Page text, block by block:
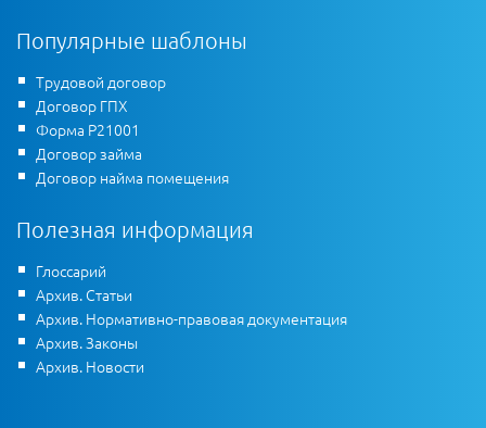
Популярные шаблоны
Трудовой договор
Договор ГПХ
Форма Р21001
Договор займа
Договор найма помещения
Полезная информация
Глоссарий
Архив. Статьи
Архив. Нормативно-правовая документация
Архив. Законы
Архив. Новости